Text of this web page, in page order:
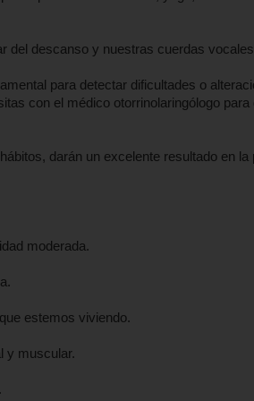
del descanso y nuestras cuerdas
para detectar dificultades o
con el médico otorrinolaringólogo
darán un excelente resultado en la
moderada.
estemos viviendo.
y muscular.